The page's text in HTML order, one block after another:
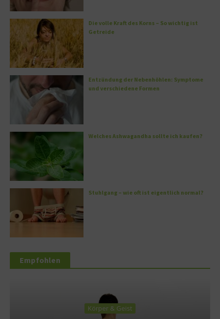
Die volle Kraft des Korns – So wichtig ist
Getreide
Entzündung der Nebenhöhlen: Symptome
und verschiedene Formen
Welches Ashwagandha sollte ich kaufen?
Stuhlgang – wie oft ist eigentlich normal?
Empfohlen
Körper & Geist